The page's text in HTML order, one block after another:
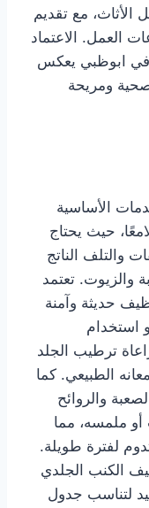
مع تقديم
العمل. الاعتماد
في ابوظبي يعكس
ومريحة
الأساسية
حيث يحتاج
والتلف الناتج
والزيوت. تعتمد
حديثة وآمنة
استخدام
ترطيب الجلد
الطبيعي. كما
والروائح
أو ملمسه، مما
لفترة طويلة.
الكنب الجلدي
لتناسب جدول